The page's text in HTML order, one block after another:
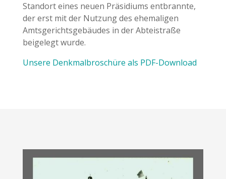
Standort eines neuen Präsidiums entbrannte,
der erst mit der Nutzung des ehemaligen
Amtsgerichtsgebäudes in der Abteistraße
beigelegt wurde.
Unsere Denkmalbroschüre als PDF-Download